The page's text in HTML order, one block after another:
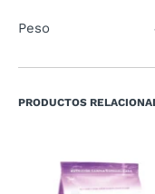
Peso
PRODUCTOS